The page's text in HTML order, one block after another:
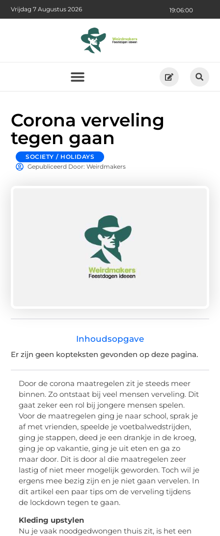
19:06:01
Vrijdag 7 Augustus 2026
Corona verveling
tegen gaan
SOCIETY / HOLIDAYS
Gepubliceerd Door: Weirdmakers
Inhoudsopgave
Er zijn geen kopteksten gevonden op deze pagina.
Door de corona maatregelen zit je steeds meer
binnen. Zo ontstaat bij veel mensen verveling. Dit
gaat zeker een rol bij jongere mensen spelen.
Voor de maatregelen ging je naar school, sprak je
af met vrienden, speelde je voetbalwedstrijden,
ging je stappen, deed je een drankje in de kroeg,
ging je op vakantie, ging je uit eten en ga zo
maar door. Dit is door al die maatregelen zeer
lastig of niet meer mogelijk geworden. Toch wil je
ergens mee bezig zijn en je niet gaan vervelen. In
dit artikel een paar tips om de verveling tijdens
de lockdown tegen te gaan.
Kleding upstylen
Nu je vaak noodgedwongen thuis zit, is het een